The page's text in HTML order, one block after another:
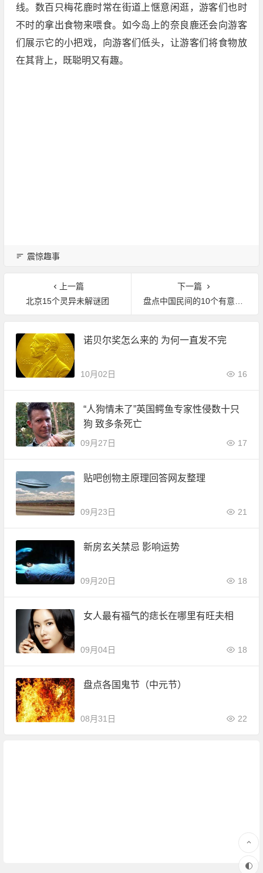
线。数百只梅花鹿时常在街道上惬意闲逛，游客们也时
不时的拿出食物来喂食。如今岛上的奈良鹿还会向游客
们展示它的小把戏，向游客们低头，让游客们将食物放
在其背上，既聪明又有趣。
震惊趣事
上一篇
北京15个灵异未解谜团
下一篇
盘点中国民间的10个有意思的发明 高手在民间
诺贝尔奖怎么来的 为何一直发不完
10月02日 16
“人狗情未了”英国鳄鱼专家性侵数十只
狗 致多条死亡
09月27日 17
贴吧创物主原理回答网友整理
09月23日 21
新房玄关禁忌 影响运势
09月20日 18
女人最有福气的痣长在哪里有旺夫相
09月04日 18
盘点各国鬼节（中元节）
08月31日 22